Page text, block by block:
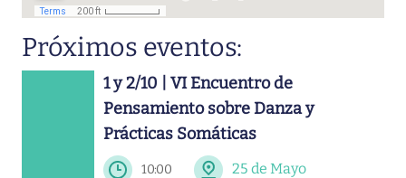
Próximos eventos:
1 y 2/10 | VI Encuentro de
Pensamiento sobre Danza y
Prácticas Somáticas
10:00 25 de Mayo